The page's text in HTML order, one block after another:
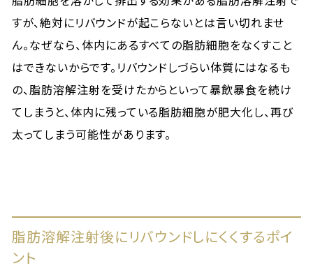
すが、絶対にリバウンドが起こらないとは言い切れませ
ん。なぜなら、体内にあるすべての脂肪細胞をなくすこと
はできないからです。リバウンドしづらい体質にはなるも
の、脂肪溶解注射を受けたからといって暴飲暴食を続け
てしまうと、体内に残っている脂肪細胞が肥大化し、再び
太ってしまう可能性があります。
脂肪溶解注射後にリバウンドしにくくするポイ
ント